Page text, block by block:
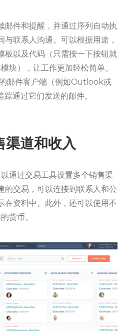
邮件和提醒，并通过序列自动执
联系人沟通。可以根据用途，
板以及代码（只需按一下按钮就
块），让工作更加轻松简单。
邮件客户端（例如Outlook或
通过它们发送的邮件。
渠道和收入
通过交易工具设置多个销售渠
的交易，可以连接到联系人和公
在资料中。此外，还可以使用不
货币。